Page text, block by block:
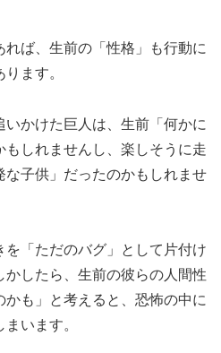
れば、生前の「性格」も行動に
ます。
かけた巨人は、生前「何かに
しれませんし、楽しそうに走
な子供」だったのかもしれませ
「ただのバグ」として片付け
かしたら、生前の彼らの人間性
も」と考えると、恐怖の中に
います。